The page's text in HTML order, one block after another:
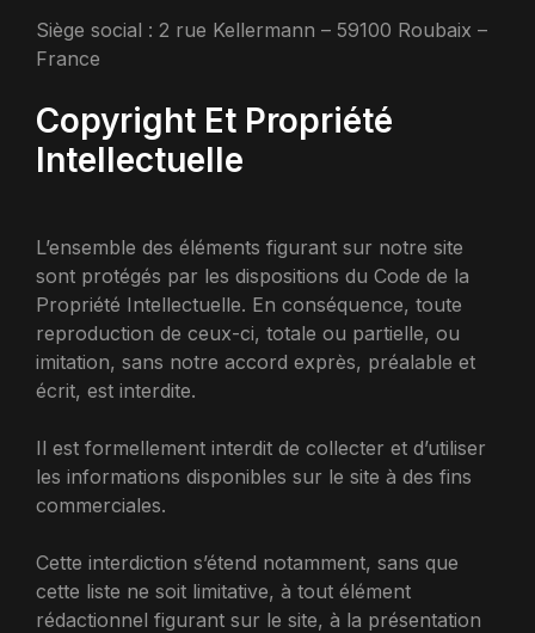
Siège social : 2 rue Kellermann – 59100 Roubaix –
France
Copyright Et Propriété
Intellectuelle
L’ensemble des éléments figurant sur notre site
sont protégés par les dispositions du Code de la
Propriété Intellectuelle. En conséquence, toute
reproduction de ceux-ci, totale ou partielle, ou
imitation, sans notre accord exprès, préalable et
écrit, est interdite.
Il est formellement interdit de collecter et d’utiliser
les informations disponibles sur le site à des fins
commerciales.
Cette interdiction s’étend notamment, sans que
cette liste ne soit limitative, à tout élément
rédactionnel figurant sur le site, à la présentation